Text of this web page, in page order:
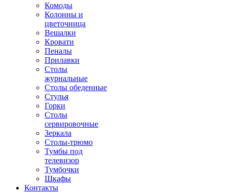
Комоды
Колонны и
цветочница
Вешалки
Кровати
Пеналы
Прилавки
Столы
журнальные
Столы обеденные
Стулья
Горки
Столы
сервировочные
Зеркала
Столы-трюмо
Тумбы под
телевизор
Тумбочки
Шкафы
Контакты